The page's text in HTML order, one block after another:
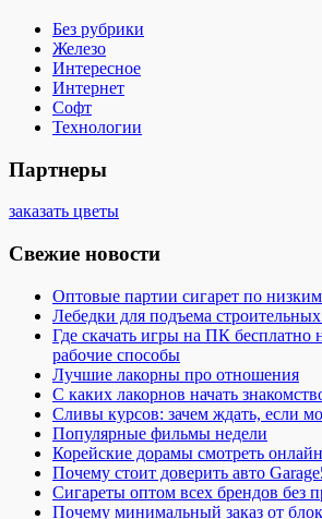
Без рубрики
Железо
Интересное
Интернет
Софт
Технологии
Партнеры
заказать цветы
Свежие новости
Оптовые партии сигарет по
Лебедки для подъема
Где скачать игры на ПК бесплатно
рабочие способы
Лучшие лакорны про отношения
С каких лакорнов начать
Сливы курсов: зачем ждать, если
Популярные фильмы недели
Корейские дорамы смотреть
Почему стоит доверить авто
Сигареты оптом всех брендов без
Почему минимальный заказ от